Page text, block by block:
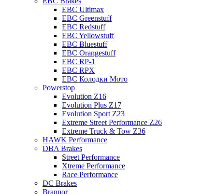
EBC Ultimax
EBC Greenstuff
EBC Redstuff
EBC Yellowstuff
EBC Bluestuff
EBC Orangestuff
EBC RP-1
EBC RPX
EBC Колодки Мото
Powerstop
Evolution Z16
Evolution Plus Z17
Evolution Sport Z23
Extreme Street Performance Z26
Extreme Truck & Tow Z36
HAWK Performance
DBA Brakes
Street Performance
Xtreme Performance
Race Performance
DC Brakes
Brannor